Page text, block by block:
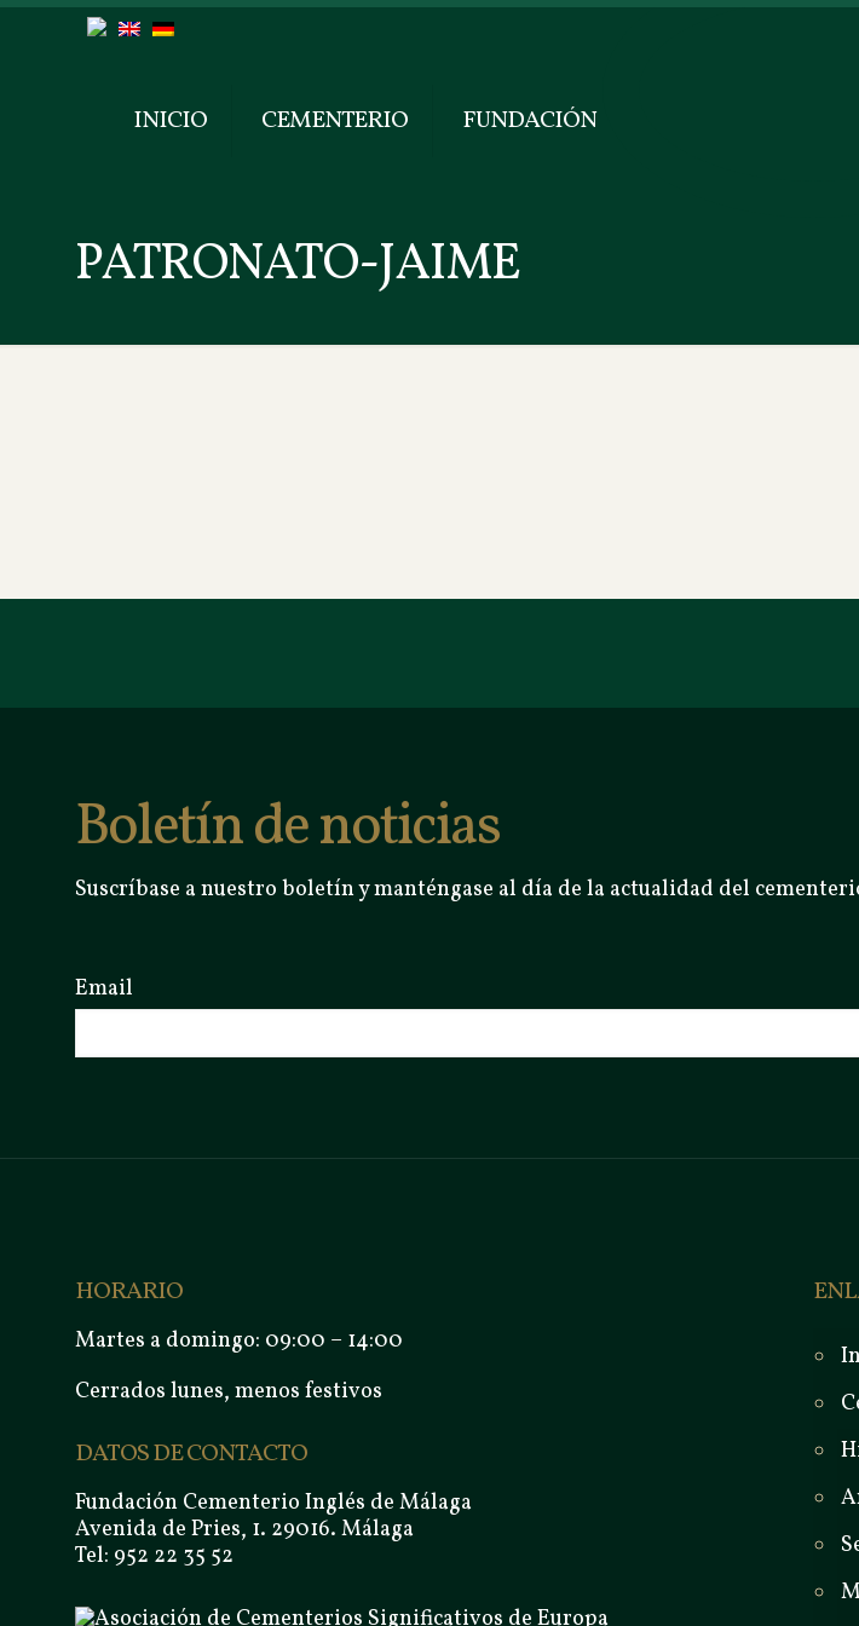
INICIO CEMENTERIO FUNDACIÓN
PATRONATO-JAIME
Boletín de noticias
Suscríbase a nuestro boletín y manténgase al día de la actualidad del
Email
HORARIO
Martes a domingo: 09:00 – 14:00
Cerrados lunes, menos festivos
DATOS DE CONTACTO
Fundación Cementerio Inglés de Málaga
Avenida de Pries, 1. 29016. Málaga
Tel: 952 22 35 52